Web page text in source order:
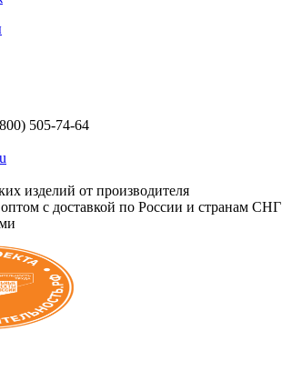
505-74-64
изделий от производителя
с доставкой по России и странам СНГ